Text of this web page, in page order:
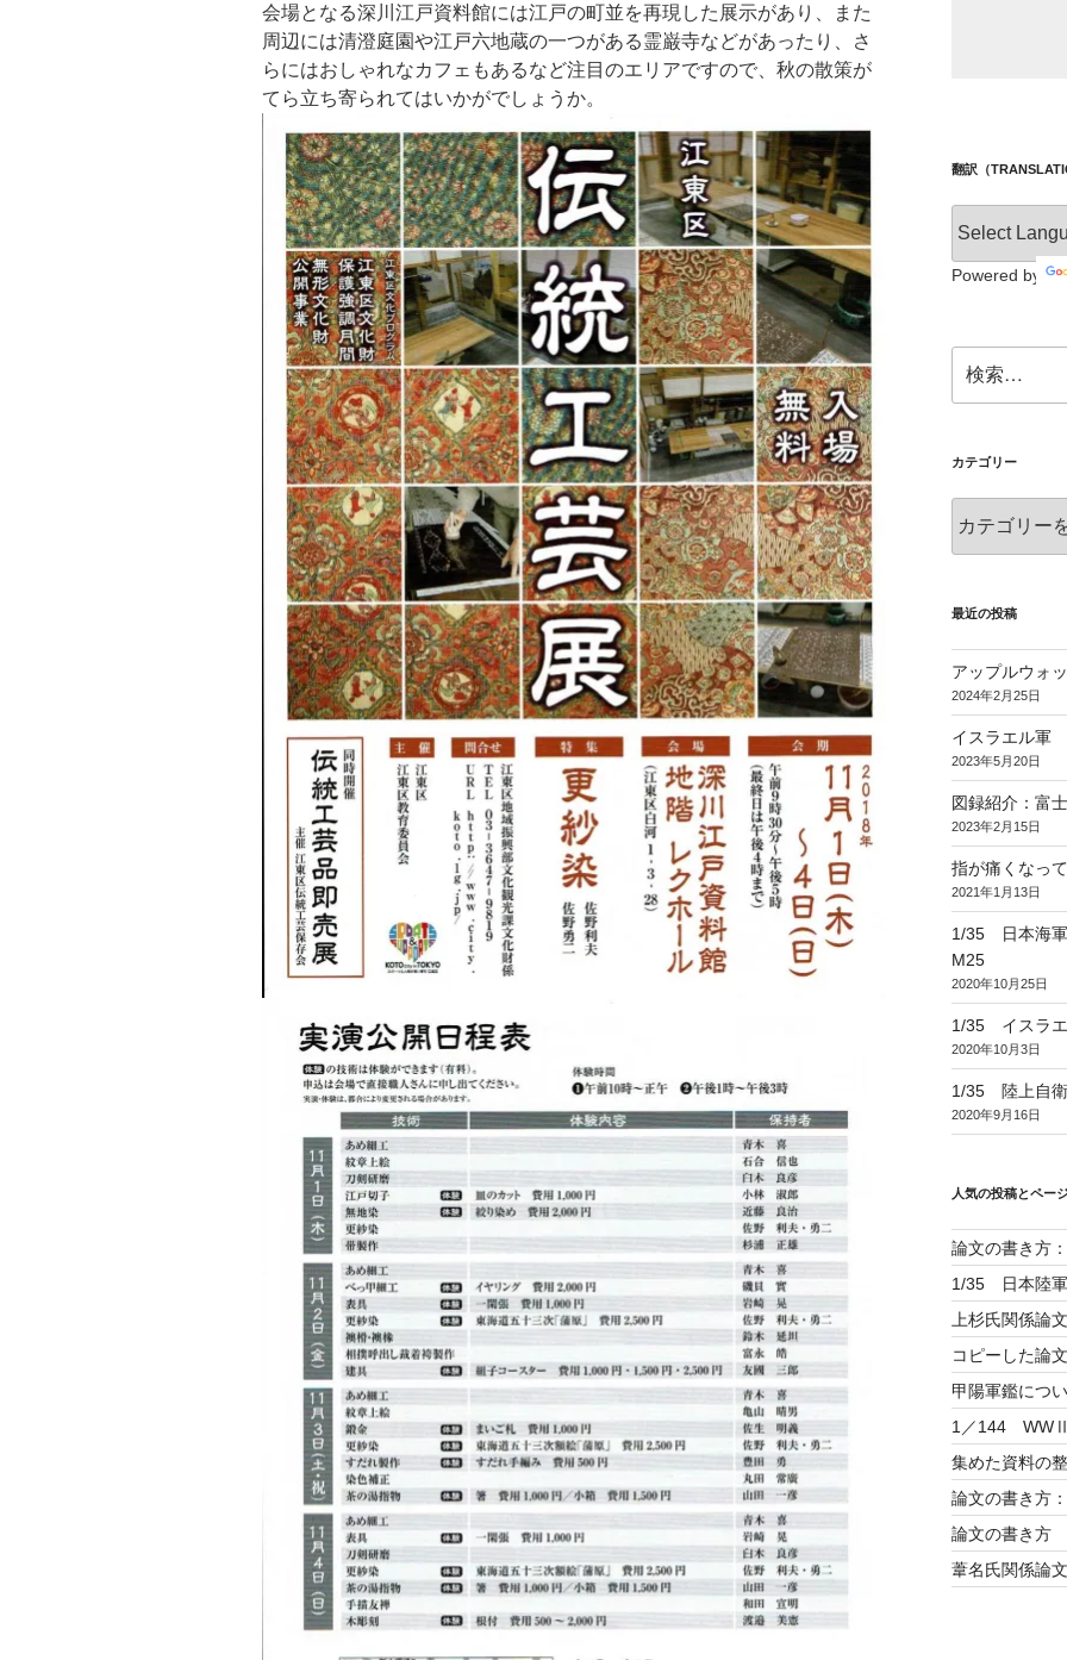
会場となる深川江戸資料館には江戸の町並を再現した展示があり、また
周辺には清澄庭園や江戸六地蔵の一つがある霊巌寺などがあったり、さ
らにはおしゃれなカフェもあるなど注目のエリアですので、秋の散策が
てら立ち寄られてはいかがでしょうか。
翻訳（
Powered by
索:
カテゴリー
テ
ー
最近の投稿
アップルウォ
2024年2月25日
イスラエル軍
2023年5月20日
図録紹介：富
2023年2月15日
指が痛くなっ
2021年1月13日
1/35 日本海
M25
2020年10月25日
1/35 イスラ
2020年10月3日
1/35 陸上自
2020年9月16日
人気の投稿とペー
論文の書き方
1/35 日本陸
上杉氏関係論
コピーした論
甲陽軍鑑につ
1／144
集めた資料の
論文の書き方
論文の書き方
葦名氏関係論文